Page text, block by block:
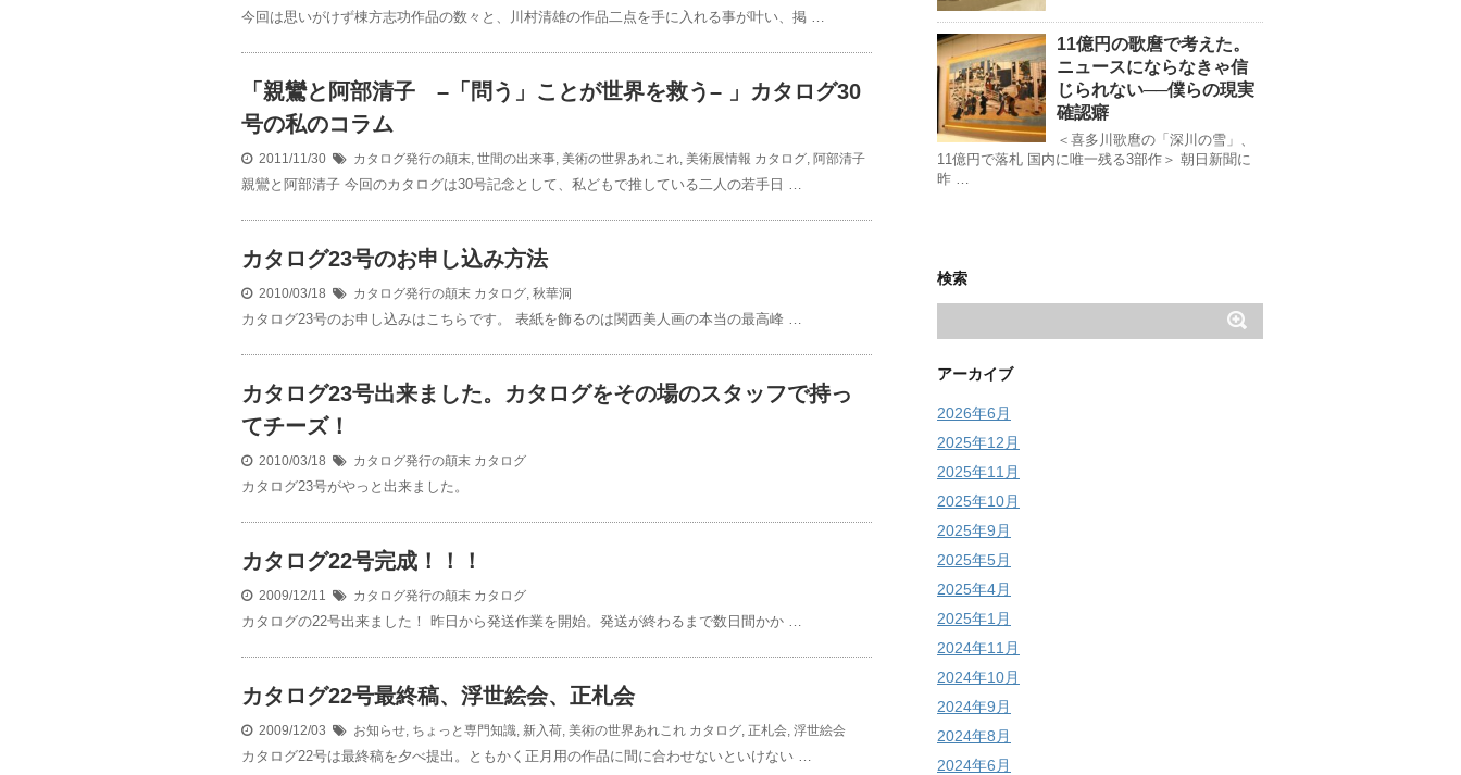
今回は思いがけず棟方志功作品の数々と、川村清雄の作品二点を手に入れる事が叶い、掲 …
「親鸞と阿部清子 –「問う」ことが世界を救う– 」カタログ30
号の私のコラム
2011/11/30 カタログ発行の顛末, 世間の出来事, 美術の世界あれこれ, 美術展情報 カタログ, 阿部清子
親鸞と阿部清子 今回のカタログは30号記念として、私どもで推している二人の若手日 …
カタログ23号のお申し込み方法
2010/03/18 カタログ発行の顛末 カタログ, 秋華洞
カタログ23号のお申し込みはこちらです。 表紙を飾るのは関西美人画の本当の最高峰 …
カタログ23号出来ました。カタログをその場のスタッフで持っ
てチーズ！
2010/03/18 カタログ発行の顛末 カタログ
カタログ23号がやっと出来ました。
カタログ22号完成！！！
2009/12/11 カタログ発行の顛末 カタログ
カタログの22号出来ました！ 昨日から発送作業を開始。発送が終わるまで数日間かか …
カタログ22号最終稿、浮世絵会、正札会
2009/12/03 お知らせ, ちょっと専門知識, 新入荷, 美術の世界あれこれ カタログ, 正札会, 浮世絵会
カタログ22号は最終稿を夕べ提出。ともかく正月用の作品に間に合わせないといけない …
11億円の歌麿で考えた。
ニュースにならなきゃ信
じられない──僕らの現実
確認癖
＜喜多川歌麿の「深川の雪」、
11億円で落札 国内に唯一残る3部作＞ 朝日新聞に
昨 …
検索
アーカイブ
2026年6月
2025年12月
2025年11月
2025年10月
2025年9月
2025年5月
2025年4月
2025年1月
2024年11月
2024年10月
2024年9月
2024年8月
2024年6月